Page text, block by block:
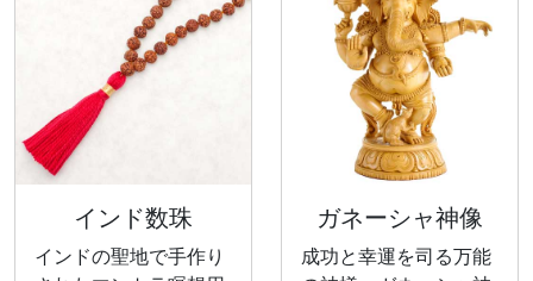
インド数珠
インドの聖地で手作り
ガネーシャ神像
成功と幸運を司る万能